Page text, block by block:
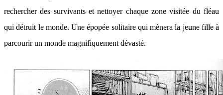
rechercher des survivants et nettoyer chaque zone visitée du fléau
qui détruit le monde. Une épopée solitaire qui mènera la jeune fille à
parcourir un monde magnifiquement dévasté.